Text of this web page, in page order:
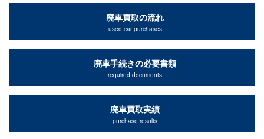
廃車買取の流れ
used car purchases
廃車手続きの必要書類
required documents
廃車買取実績
purchase results